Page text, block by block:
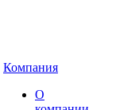
Компания
О